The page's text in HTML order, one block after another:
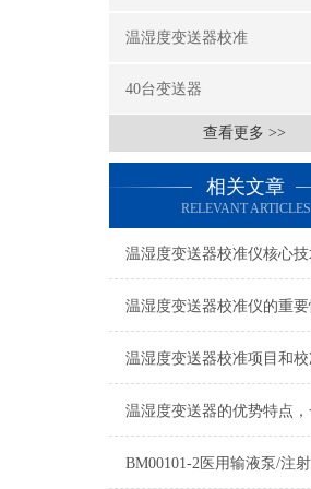
温湿度变送器校准
40台变送器
查看更多 >>
相关文章
RELEVANT ARTICLES